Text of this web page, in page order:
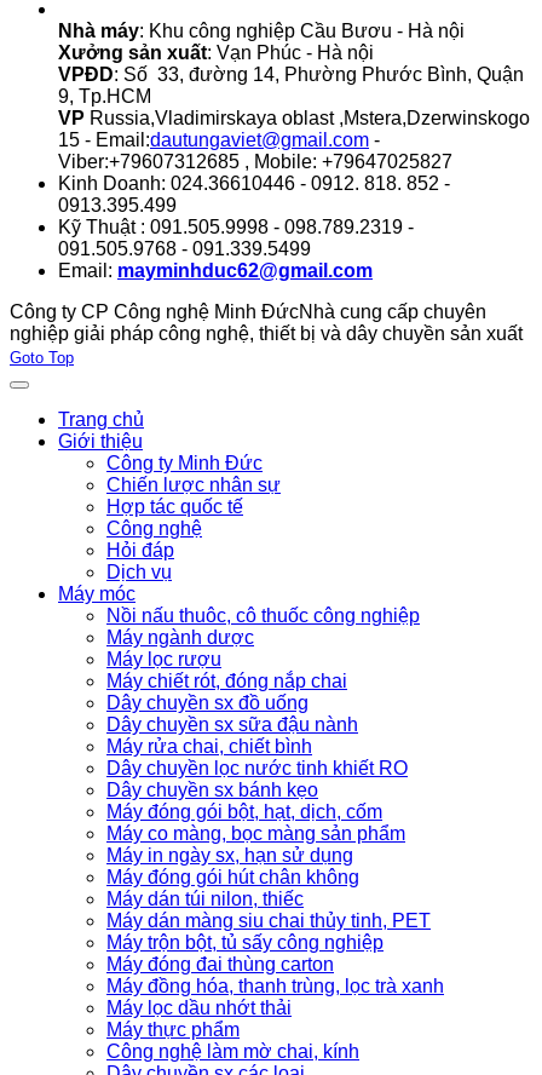
Nhà máy: Khu công nghiệp Cầu Bươu - Hà nội
Xưởng sản xuất: Vạn Phúc - Hà nội
VPĐD: Số 33, đường 14, Phường Phước Bình, Quận
9, Tp.HCM
VP Russia,Vladimirskaya oblast ,Mstera,Dzerwinskogo
15 - Email:dautungaviet@gmail.com -
Viber:+79607312685 , Mobile: +79647025827
Kinh Doanh: 024.36610446 - 0912. 818. 852 -
0913.395.499
Kỹ Thuật : 091.505.9998 - 098.789.2319 -
091.505.9768 - 091.339.5499
Email: mayminhduc62@gmail.com
Công ty CP Công nghệ Minh ĐứcNhà cung cấp chuyên
nghiệp giải pháp công nghệ, thiết bị và dây chuyền sản xuất
Joomla! 3 Templates
Goto Top
Trang chủ
Giới thiệu
Công ty Minh Đức
Chiến lược nhân sự
Hợp tác quốc tế
Công nghệ
Hỏi đáp
Dịch vụ
Máy móc
Nồi nấu thuôc, cô thuốc công nghiệp
Máy ngành dược
Máy lọc rượu
Máy chiết rót, đóng nắp chai
Dây chuyền sx đồ uống
Dây chuyền sx sữa đậu nành
Máy rửa chai, chiết bình
Dây chuyền lọc nước tinh khiết RO
Dây chuyền sx bánh kẹo
Máy đóng gói bột, hạt, dịch, cốm
Máy co màng, bọc màng sản phẩm
Máy in ngày sx, hạn sử dụng
Máy đóng gói hút chân không
Máy dán túi nilon, thiếc
Máy dán màng siu chai thủy tinh, PET
Máy trộn bột, tủ sấy công nghiệp
Máy đóng đai thùng carton
Máy đồng hóa, thanh trùng, lọc trà xanh
Máy lọc dầu nhớt thải
Máy thực phẩm
Công nghệ làm mờ chai, kính